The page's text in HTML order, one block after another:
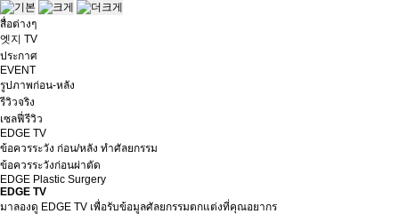
สื่อต่างๆ
엣지 TV
ประกาศ
EVENT
รูปภาพก่อน-หลัง
รีวิวจริง
เซลฟี่รีวิว
EDGE TV
ข้อควรระวัง ก่อน/หลัง ทำศัลยกรรม
ข้อควรระวังก่อนผ่าตัด
EDGE Plastic Surgery
EDGE TV
มาลองดู EDGE TV เพื่อรับข้อมูลศัลยกรรมตกแต่งที่คุณอยากร